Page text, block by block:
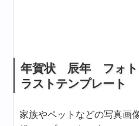
年賀状 辰年 フォト
ラストテンプレート
家族やペットなどの写真画